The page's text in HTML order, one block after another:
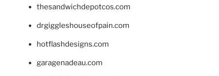
thesandwichdepotcos.com
drgiggleshouseofpain.com
hotflashdesigns.com
garagenadeau.com